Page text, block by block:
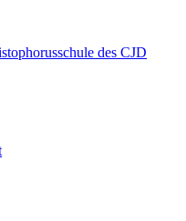
des CJD